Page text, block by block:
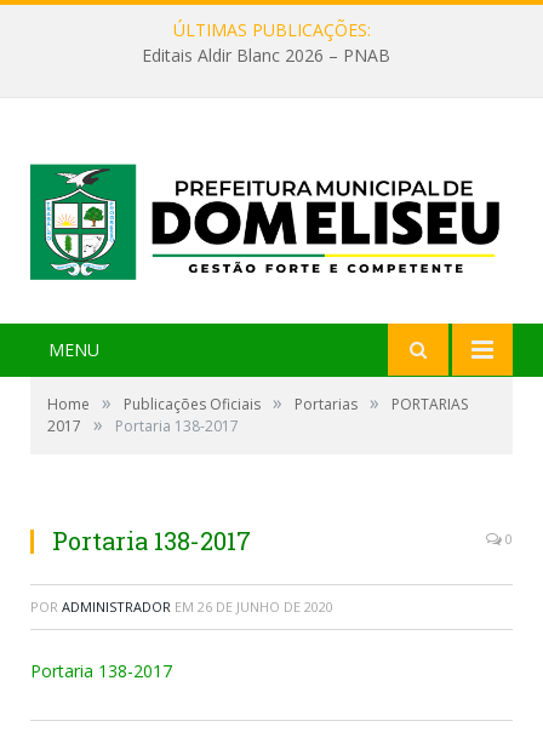
ÚLTIMAS PUBLICAÇÕES:
Editais Aldir Blanc 2026 – PNAB
MENU
Home » Publicações Oficiais » Portarias »
PORTARIAS
2017
» Portaria 138-2017
Portaria 138-2017 0
POR ADMINISTRADOR EM 26 DE JUNHO DE 2020
Portaria 138-2017